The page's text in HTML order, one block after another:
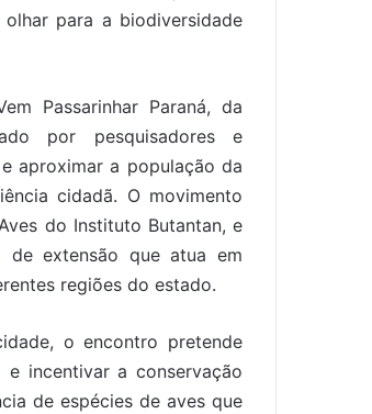
para a biodiversidade
Passarinhar Paraná, da
por pesquisadores e
aproximar a população da
cidadã. O movimento
do Instituto Butantan, e
de extensão que atua em
regiões do estado.
o encontro pretende
incentivar a conservação
de espécies de aves que